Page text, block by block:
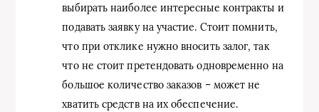
выбирать наиболее интересные контракты и
подавать заявку на участие. Стоит помнить,
что при отклике нужно вносить залог, так
что не стоит претендовать одновременно на
большое количество заказов – может не
хватить средств на их обеспечение.